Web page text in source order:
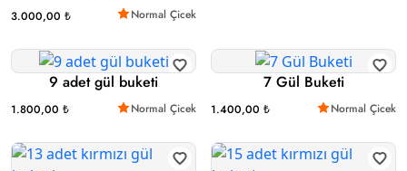
3.000,00 ₺ Normal Çicek
9 adet gül buketi
1.800,00 ₺ Normal Çicek
7 Gül Buketi
1.400,00 ₺ Normal Çicek